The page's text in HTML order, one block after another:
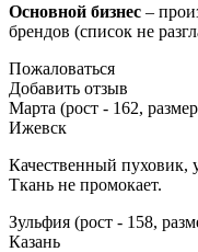
Основной бизнес –
брендов (список не
Пожаловаться
Добавить отзыв
Марта (рост - 162,
Ижевск
Качественный
Ткань не промокает.
Зульфия (рост - 158,
Казань